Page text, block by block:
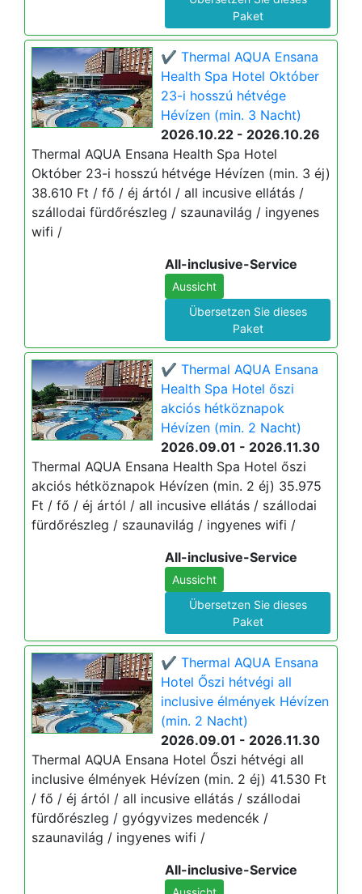
Paket
✔️ Thermal AQUA Ensana
Health Spa Hotel Október
23-i hosszú hétvége
Hévízen (min. 3 Nacht)
2026.10.22 - 2026.10.26
Thermal AQUA Ensana Health Spa Hotel
Október 23-i hosszú hétvége Hévízen (min. 3 éj)
38.610 Ft / fő / éj ártól / all incusive ellátás /
szállodai fürdőrészleg / szaunavilág / ingyenes
wifi /
All-inclusive-Service
Aussicht
Übersetzen Sie dieses
Paket
✔️ Thermal AQUA Ensana
Health Spa Hotel őszi
akciós hétköznapok
Hévízen (min. 2 Nacht)
2026.09.01 - 2026.11.30
Thermal AQUA Ensana Health Spa Hotel őszi
akciós hétköznapok Hévízen (min. 2 éj) 35.975
Ft / fő / éj ártól / all incusive ellátás / szállodai
fürdőrészleg / szaunavilág / ingyenes wifi /
All-inclusive-Service
Aussicht
Übersetzen Sie dieses
Paket
✔️ Thermal AQUA Ensana
Hotel Őszi hétvégi all
inclusive élmények Hévízen
(min. 2 Nacht)
2026.09.01 - 2026.11.30
Thermal AQUA Ensana Hotel Őszi hétvégi all
inclusive élmények Hévízen (min. 2 éj) 41.530 Ft
/ fő / éj ártól / all incusive ellátás / szállodai
fürdőrészleg / gyógyvizes medencék /
szaunavilág / ingyenes wifi /
All-inclusive-Service